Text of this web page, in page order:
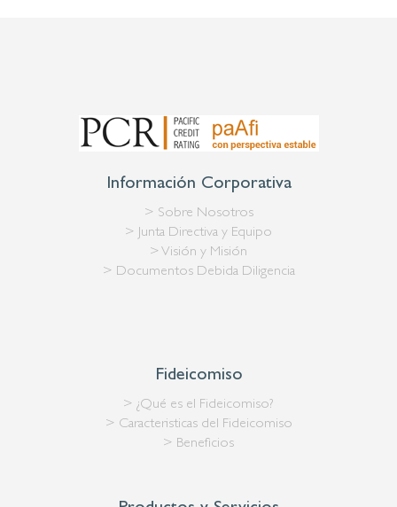
Información Corporativa
> Sobre Nosotros
> Junta Directiva y Equipo
> Visión y Misión
> Documentos Debida Diligencia
Fideicomiso
> ¿Qué es el Fideicomiso?
> Caracteristicas del Fideicomiso
> Beneficios